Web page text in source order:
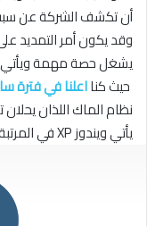
أن تكشف الشركة عن
يشغل حصة مهمة ويأتي في
حيث كنااعلنا في فترة
نظام الماك اللذان يحلان
يأتي ويندوز XP في المرتبة الثانية قبل ويندوز 7 الذي يحتل المرتبة الأولى.